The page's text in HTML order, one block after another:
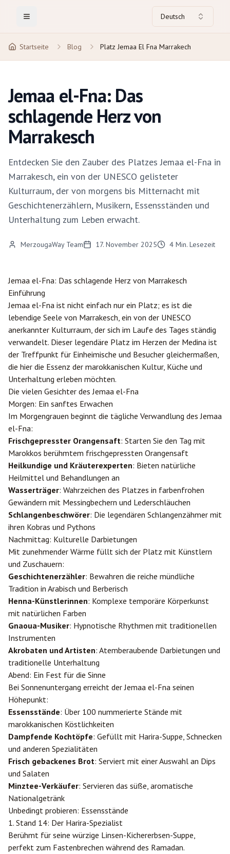
Toggle Menu Deutsch
Startseite Blog Platz Jemaa El Fna Marrakech
Jemaa el-Fna: Das
schlagende Herz von
Marrakesch
Entdecken Sie den Zauber des Platzes Jemaa el-Fna in
Marrakesch, ein von der UNESCO gelisteter
Kulturraum, der von morgens bis Mitternacht mit
Geschichtenerzählern, Musikern, Essensständen und
Unterhaltung zum Leben erwacht.
MerzougaWay Team 17. November 2025 4 Min. Lesezeit
Jemaa el-Fna: Das schlagende Herz von Marrakesch
Einführung
Jemaa el-Fna ist nicht einfach nur ein Platz; es ist die
lebendige Seele von Marrakesch, ein von der UNESCO
anerkannter Kulturraum, der sich im Laufe des Tages ständig
verwandelt. Dieser legendäre Platz im Herzen der Medina ist
der Treffpunkt für Einheimische und Besucher gleichermaßen,
die hier die Essenz der marokkanischen Kultur, Küche und
Unterhaltung erleben möchten.
Die vielen Gesichter des Jemaa el-Fna
Morgen: Ein sanftes Erwachen
Im Morgengrauen beginnt die tägliche Verwandlung des Jemaa
el-Fna:
Frischgepresster Orangensaft: Starten Sie den Tag mit
Marokkos berühmtem frischgepressten Orangensaft
Heilkundige und Kräuterexperten: Bieten natürliche
Heilmittel und Behandlungen an
Wasserträger: Wahrzeichen des Platzes in farbenfrohen
Gewändern mit Messingbechern und Lederschläuchen
Schlangenbeschwörer: Die legendären Schlangenzähmer mit
ihren Kobras und Pythons
Nachmittag: Kulturelle Darbietungen
Mit zunehmender Wärme füllt sich der Platz mit Künstlern
und Zuschauern:
Geschichtenerzähler: Bewahren die reiche mündliche
Tradition in Arabisch und Berberisch
Henna-Künstlerinnen: Komplexe temporäre Körperkunst
mit natürlichen Farben
Gnaoua-Musiker: Hypnotische Rhythmen mit traditionellen
Instrumenten
Akrobaten und Artisten: Atemberaubende Darbietungen und
traditionelle Unterhaltung
Abend: Ein Fest für die Sinne
Bei Sonnenuntergang erreicht der Jemaa el-Fna seinen
Höhepunkt:
Essensstände: Über 100 nummerierte Stände mit
marokkanischen Köstlichkeiten
Dampfende Kochtöpfe: Gefüllt mit Harira-Suppe, Schnecken
und anderen Spezialitäten
Frisch gebackenes Brot: Serviert mit einer Auswahl an Dips
und Salaten
Minztee-Verkäufer: Servieren das süße, aromatische
Nationalgetränk
Unbedingt probieren: Essensstände
1. Stand 14: Der Harira-Spezialist
Berühmt für seine würzige Linsen-Kichererbsen-Suppe,
perfekt zum Fastenbrechen während des Ramadan.